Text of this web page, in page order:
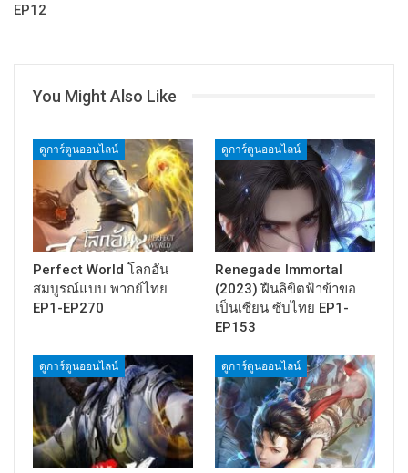
EP12
You Might Also Like
ดูการ์ตูนออนไลน์
Perfect World โลกอัน
สมบูรณ์แบบ พากย์ไทย
EP1-EP270
ดูการ์ตูนออนไลน์
Renegade Immortal
(2023) ฝืนลิขิตฟ้าข้าขอ
เป็นเซียน ซับไทย EP1-
EP153
ดูการ์ตูนออนไลน์ ดูการ์ตูนออนไลน์